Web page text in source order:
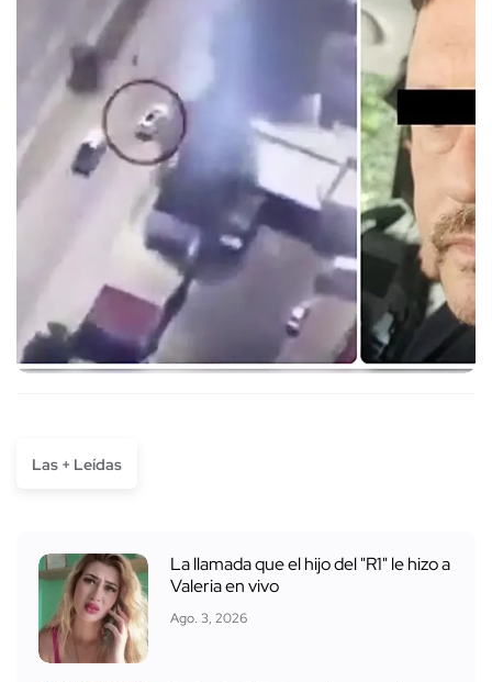
Las + Leídas
La llamada que el hijo del "R1" le hizo a
Valeria en vivo
Ago. 3, 2026